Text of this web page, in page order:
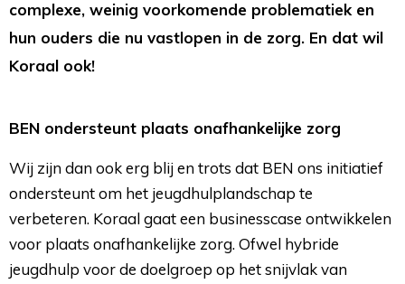
complexe, weinig voorkomende problematiek en
hun ouders die nu vastlopen in de zorg. En dat wil
Koraal ook!
BEN ondersteunt plaats onafhankelijke zorg
Wij zijn dan ook erg blij en trots dat BEN ons initiatief
ondersteunt om het jeugdhulplandschap te
verbeteren. Koraal gaat een businesscase ontwikkelen
voor plaats onafhankelijke zorg. Ofwel hybride
jeugdhulp voor de doelgroep op het snijvlak van